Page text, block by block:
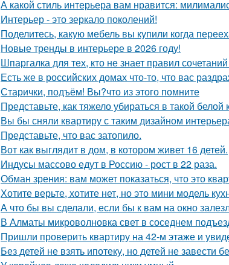
А какой стиль интерьера вам нравится:
Интерьер - это зеркало поколений!
Поделитесь, какую мебель вы купили когда
Новые тренды в интерьере в 2026 году!
Шпаргалка для тех, кто не знает правил
Есть же в российских домах что-то, что вас
Старички, подъём! Вы?что из этого помните
Представьте, как тяжело убираться в такой белой
Вы бы сняли квартиру с таким дизайном
Представьте, что вас затопило.
Вот как выглядит в дом, в котором живет 16 детей.
Индусы массово едут в Россию - рост в 22 раза.
Обман зрения: вам может показаться, что это
Хотите верьте, хотите нет, но это мини модель
А что бы вы сделали, если бы к вам на окно
В Алматы микроволновка свет в соседнем
Пришли проверить квартиру на 42-м этаже и
Без детей не взять ипотеку, но детей не завести